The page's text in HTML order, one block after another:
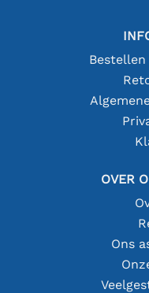
OVER
Ons